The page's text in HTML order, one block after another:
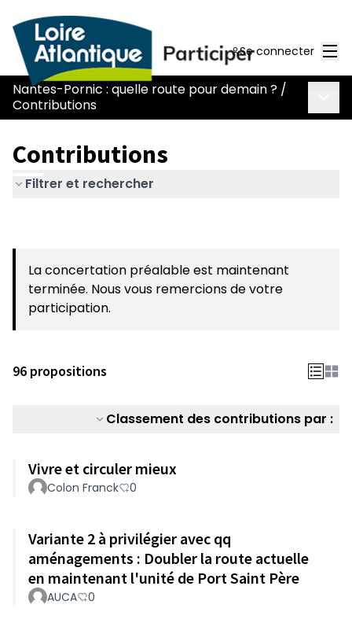
Se connecter
Nantes-Pornic : quelle route pour demain ? /
Contributions
Contributions
Filtrer et rechercher
La concertation préalable est maintenant
terminée. Nous vous remercions de votre
participation.
96 propositions
Classement des contributions par :
Vivre et circuler mieux
Colon Franck 0
Variante 2 à privilégier avec qq
aménagements : Doubler la route actuelle
en maintenant l'unité de Port Saint Père
AUCA 0